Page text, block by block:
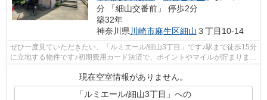
分 「細山交番前」 停歩2分
築32年
神奈川県 川崎市麻生区細山 ３丁目10-14
ぜひ一度見ていただきたい、「ルミエール/細山3丁目」です♪駅まで徒歩15分
に立地する物件です♪初期費用カード決済で、ポイントやマイルが貯まります
よ♪コストパフォーマンスの良い、満...
現在空室情報がありません。
「ルミエール/細山3丁目」への